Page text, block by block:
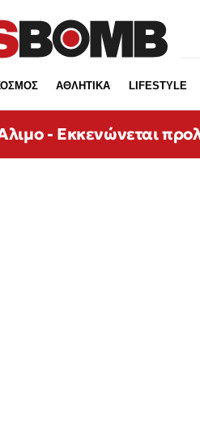
ΑΘΛΗΤΙΚΑ LIFESTYLE
- Εκκενώνεται